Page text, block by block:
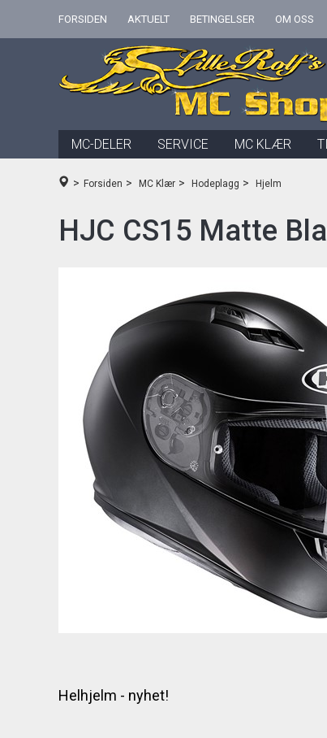
FORSIDEN AKTUELT BETINGELSER OM OSS
MC-DELER SERVICE MC KLÆR
> Forsiden > MC Klær > Hodeplagg > Hjelm
HJC CS15 Matte
Helhjelm - nyhet!